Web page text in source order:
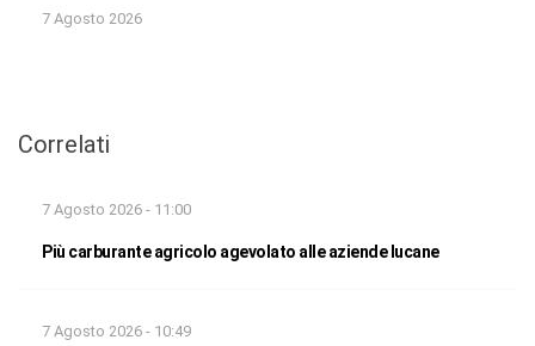
7 Agosto 2026
Correlati
7 Agosto 2026 - 11:00
Più carburante agricolo agevolato alle aziende lucane
7 Agosto 2026 - 10:49